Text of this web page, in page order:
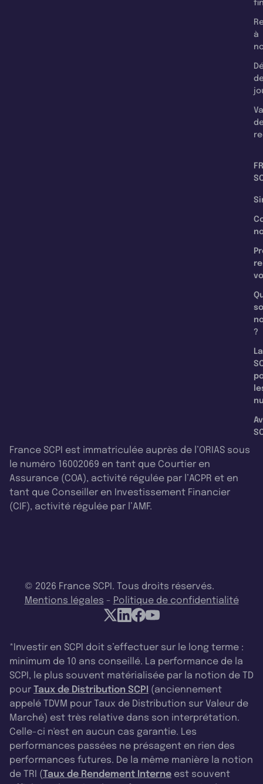
à
?
La
France SCPI est immatriculée auprès de l’ORIAS sous
le numéro 16002069 en tant que Courtier en
Assurance (COA), activité régulée par l’ACPR et en
tant que Conseiller en Investissement Financier
(CIF), activité régulée par l’AMF.
© 2026 France SCPI. Tous droits réservés.
Mentions légales - Politique de confidentialité
*Investir en SCPI doit s’effectuer sur le long terme :
minimum de 10 ans conseillé. La performance de la
SCPI, le plus souvent matérialisée par la notion de TD
pour Taux de Distribution SCPI (anciennement
appelé TDVM pour Taux de Distribution sur Valeur de
Marché) est très relative dans son interprétation.
Celle-ci n'est en aucun cas garantie. Les
performances passées ne présagent en rien des
performances futures. De la même manière la notion
de TRI (Taux de Rendement Interne est souvent